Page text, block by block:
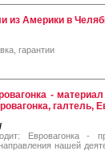
из Америки в
гарантии
-
галтель,
Евровагонка -
нашей